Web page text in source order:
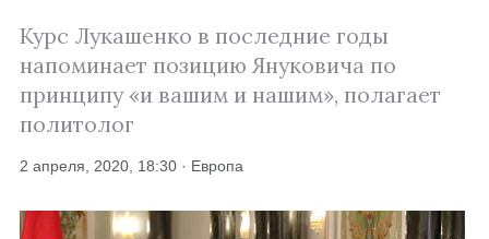
Курс Лукашенко в последние годы
напоминает позицию Януковича по
принципу «и вашим и нашим», полагает
политолог
2 апреля, 2020, 18:30 · Европа